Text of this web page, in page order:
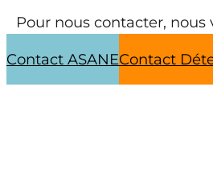
Pour nous contacter,
Contact ASANEContact